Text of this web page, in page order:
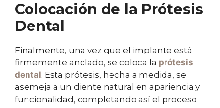
Colocación de la Prótesis
Dental
Finalmente, una vez que el implante está
firmemente anclado, se coloca la prótesis
dental. Esta prótesis, hecha a medida, se
asemeja a un diente natural en apariencia y
funcionalidad, completando así el proceso